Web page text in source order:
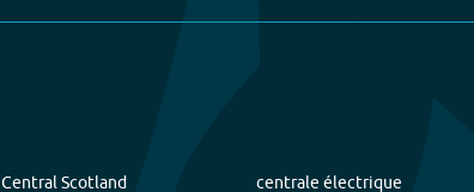
Central Scotland
centrale électrique